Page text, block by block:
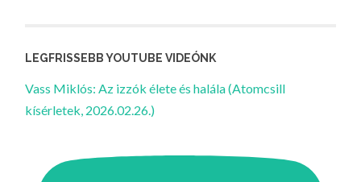
LEGFRISSEBB YOUTUBE VIDEÓNK
Vass Miklós: Az izzók élete és halála (Atomcsill
kísérletek, 2026.02.26.)